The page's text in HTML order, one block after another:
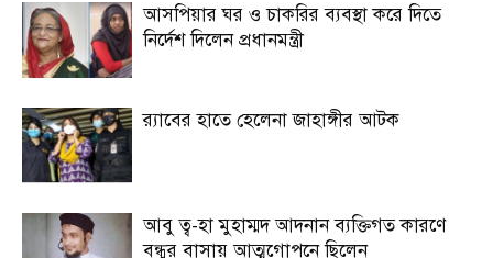
আসপিয়ার ঘর ও চাকরির ব্যবস্থা করে দিতে
নির্দেশ দিলেন প্রধানমন্ত্রী
র‍্যাবের হাতে হেলেনা জাহাঙ্গীর আটক
আবু ত্ব-হা মুহাম্মদ আদনান ব্যক্তিগত কারণে
বন্ধুর বাসায় আত্মগোপনে ছিলেন